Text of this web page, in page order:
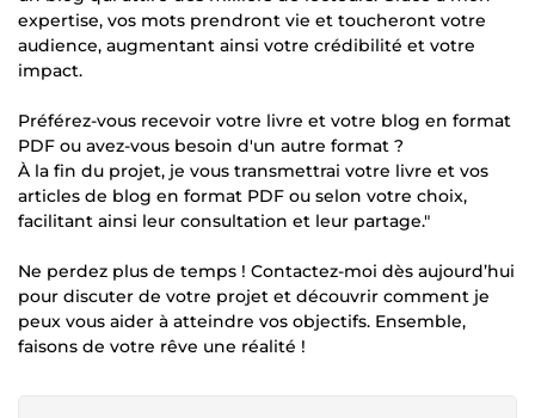
expertise, vos mots prendront vie et toucheront votre
audience, augmentant ainsi votre crédibilité et votre
impact.
Préférez-vous recevoir votre livre et votre blog en format
PDF ou avez-vous besoin d'un autre format ?
À la fin du projet, je vous transmettrai votre livre et vos
articles de blog en format PDF ou selon votre choix,
facilitant ainsi leur consultation et leur partage."
Ne perdez plus de temps ! Contactez-moi dès aujourd’hui
pour discuter de votre projet et découvrir comment je
peux vous aider à atteindre vos objectifs. Ensemble,
faisons de votre rêve une réalité !